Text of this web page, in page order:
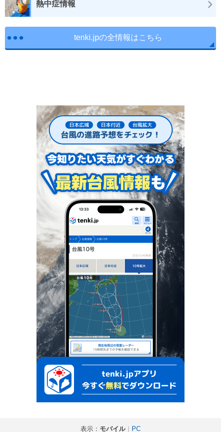
熱中症情報
tenki.jpの全情報はこちら
表示： モバイル｜ PC